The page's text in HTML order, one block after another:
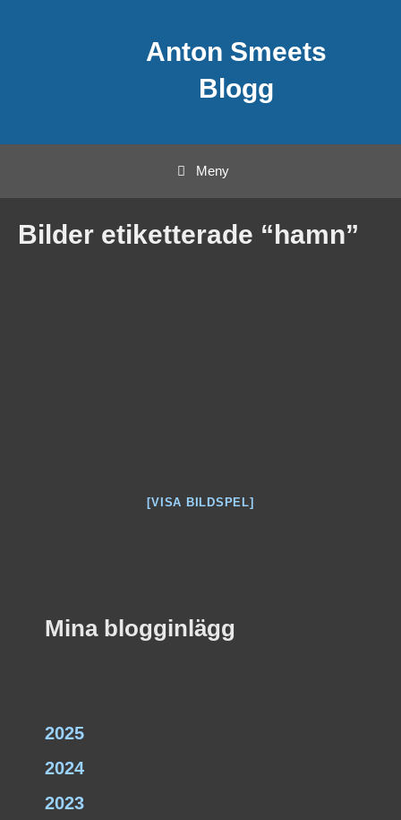
Anton Smeets
Blogg
Meny
Bilder etiketterade “hamn”
[VISA BILDSPEL]
Mina blogginlägg
2025
2024
2023